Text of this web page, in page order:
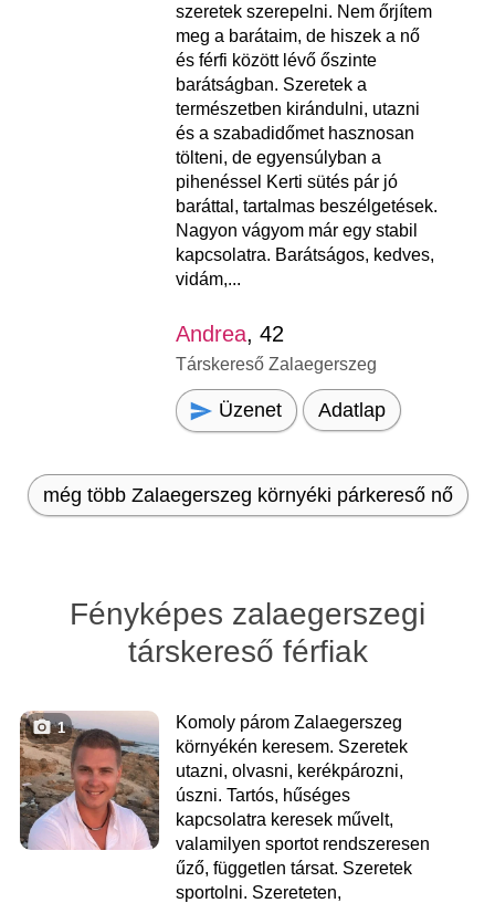
szeretek szerepelni. Nem őrjítem
meg a barátaim, de hiszek a nő
és férfi között lévő őszinte
barátságban. Szeretek a
természetben kirándulni, utazni
és a szabadidőmet hasznosan
tölteni, de egyensúlyban a
pihenéssel Kerti sütés pár jó
baráttal, tartalmas beszélgetések.
Nagyon vágyom már egy stabil
kapcsolatra. Barátságos, kedves,
vidám,...
Andrea, 42
Társkereső Zalaegerszeg
Üzenet Adatlap
még több Zalaegerszeg környéki párkereső nő
Fényképes zalaegerszegi
társkereső férfiak
1
Komoly párom Zalaegerszeg
környékén keresem. Szeretek
utazni, olvasni, kerékpározni,
úszni. Tartós, hűséges
kapcsolatra keresek művelt,
valamilyen sportot rendszeresen
űző, független társat. Szeretek
sportolni. Szereteten,